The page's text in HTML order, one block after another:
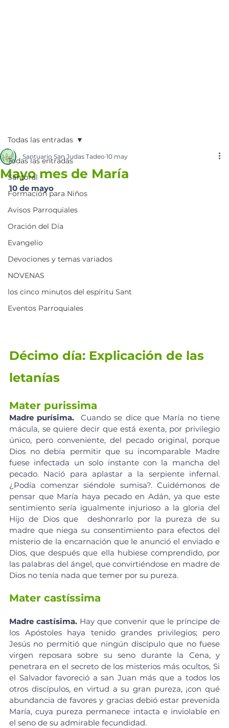
Todas las entradas
Santoral
Formación para Niños
Avisos Parroquiales
Oración del Día
Evangelio
Devociones y temas variados
NOVENAS
los cinco minutos del espíritu Sant
Eventos Parroquiales
Todas las entradas
Mayo mes de María
Santuario San Judas Tadeo 10 may
10 de mayo
Décimo día: Explicación de las
letanías
Mater purissima
Madre purísima.
Cuando se dice que María no tiene
mácula, se quiere decir que está exenta, por privilegio
único, pero conveniente, del pecado original, porque
Dios no debía permitir que su incomparable Madre
fuese infectada un solo instante con la mancha del
pecado. Nació para aplastar a la serpiente infernal.
¿Podía comenzar siéndole sumisa?. Cuidémonos de
pensar que María haya pecado en Adán, ya que este
sentimiento sería igualmente injurioso a la gloria del
Hijo de Dios que  deshonrarlo por la pureza de su
madre que niega su consentimiento para efectos del
misterio de la encarnación que le anunció el enviado e
Dios, que después que ella hubiese comprendido, por
las palabras del ángel, que convirtiéndose en madre de
Dios no tenía nada que temer por su pureza.
Mater castíssima
Madre castísima. Hay que convenir que le príncipe de
los Apóstoles haya tenido grandes privilegios; pero
Jesús no permitió que ningún discípulo que no fuese
virgen reposara sobre su seno durante la Cena, y
penetrara en el secreto de los misterios más ocultos, Si
el Salvador favoreció a san Juan más que a todos los
otros discípulos, en virtud a su gran pureza, ¡con qué
abundancia de favores y gracias debió estar prevenida
María, cuya pureza permanece intacta e inviolable en
el seno de su admirable fecundidad.